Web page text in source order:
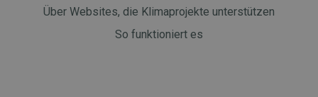
Über Websites, die Klimaprojekte unterstützen
So funktioniert es